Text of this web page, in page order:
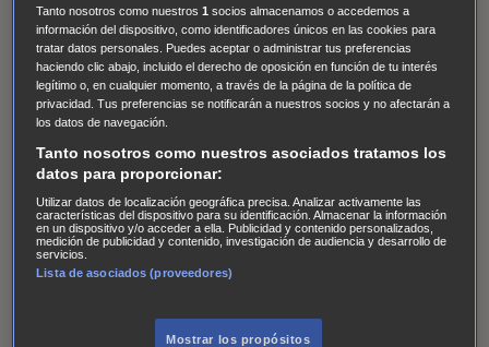
Hailey Dean Without Sin: Libre de Culpa Morbius
NCIS: Nueva Orleans
Pandora En fuera de juego
The Shield: Al margen de la ley Duplicated Preacher
The Killing Kind Intersecciones DOC Bite Club
Chicago Fire
de personas desaparecidas Mad Dogs La Sustituta
Ladrón de guante blanco
AXN Masters of Sex Three Pines Accused CarterAlice
Nevers Crossing Lines Einstein Sobrenatural Cómo
defender a un asesino
Reckoning: Ajuste de Cuentas
Tanto nosotros como nuestros1 socios almacenamos o accedemos a
información del dispositivo, como identificadores únicos en las cookies para
tratar datos personales. Puedes aceptar o administrar tus preferencias
haciendo clic abajo, incluido el derecho de oposición en función de tu interés
legítimo o, en cualquier momento, a través de la página de la política de
privacidad. Tus preferencias se notificarán a nuestros socios y no afectarán a
los datos de navegación.
Tanto nosotros como nuestros asociados tratamos los
datos para proporcionar:
Utilizar datos de localización geográfica precisa. Analizar activamente las
características del dispositivo para su identificación. Almacenar la información
en un dispositivo y/o acceder a ella. Publicidad y contenido personalizados,
medición de publicidad y contenido, investigación de audiencia y desarrollo de
servicios.
Lista de asociados (proveedores)
Mostrar los propósitos